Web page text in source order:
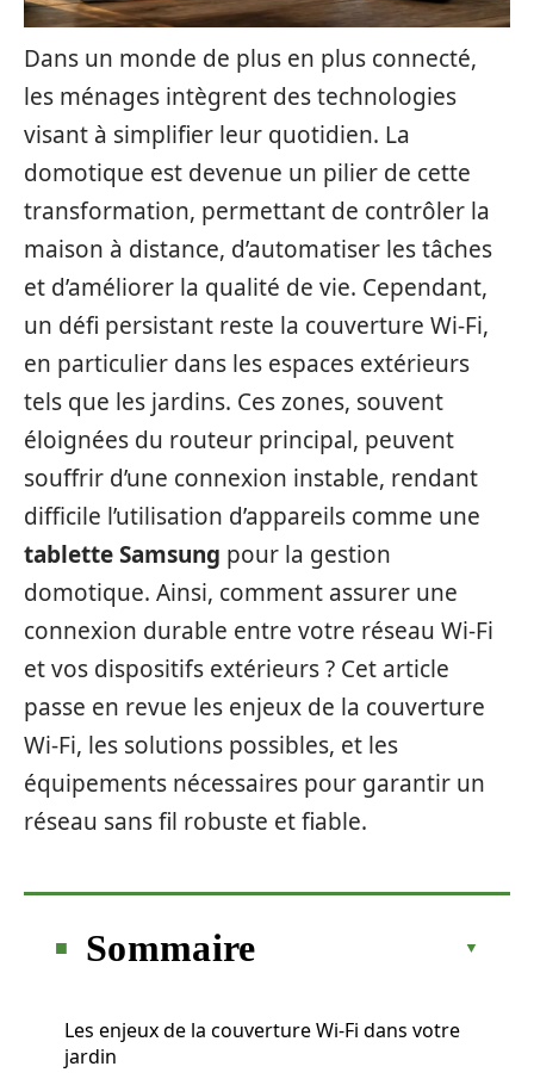
Dans un monde de plus en plus connecté,
les ménages intègrent des technologies
visant à simplifier leur quotidien. La
domotique est devenue un pilier de cette
transformation, permettant de contrôler la
maison à distance, d’automatiser les tâches
et d’améliorer la qualité de vie. Cependant,
un défi persistant reste la couverture Wi-Fi,
en particulier dans les espaces extérieurs
tels que les jardins. Ces zones, souvent
éloignées du routeur principal, peuvent
souffrir d’une connexion instable, rendant
difficile l’utilisation d’appareils comme une
tablette Samsung pour la gestion
domotique. Ainsi, comment assurer une
connexion durable entre votre réseau Wi-Fi
et vos dispositifs extérieurs ? Cet article
passe en revue les enjeux de la couverture
Wi-Fi, les solutions possibles, et les
équipements nécessaires pour garantir un
réseau sans fil robuste et fiable.
Sommaire
Les enjeux de la couverture Wi-Fi dans votre
jardin